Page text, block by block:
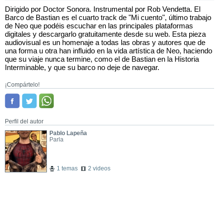
Dirigido por Doctor Sonora. Instrumental por Rob Vendetta. El
Barco de Bastian es el cuarto track de "Mi cuento", último trabajo
de Neo que podéis escuchar en las principales plataformas
digitales y descargarlo gratuitamente desde su web. Esta pieza
audiovisual es un homenaje a todas las obras y autores que de
una forma u otra han influido en la vida artística de Neo, haciendo
que su viaje nunca termine, como el de Bastian en la Historia
Interminable, y que su barco no deje de navegar.
¡Compártelo!
Perfil del autor
Pablo Lapeña
Parla
1 temas 2 videos